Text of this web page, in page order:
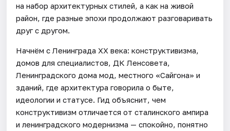
на набор архитектурных стилей, а как на живой
район, где разные эпохи продолжают разговаривать
друг с другом.
Начнём с Ленинграда XX века: конструктивизма,
домов для специалистов, ДК Ленсовета,
Ленинградского дома мод, местного «Сайгона» и
зданий, где архитектура говорила о быте,
идеологии и статусе. Гид объяснит, чем
конструктивизм отличается от сталинского ампира
и ленинградского модернизма — спокойно, понятно